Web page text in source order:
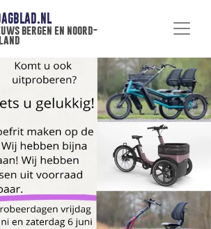
bergen en noord-